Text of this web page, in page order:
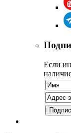
Если